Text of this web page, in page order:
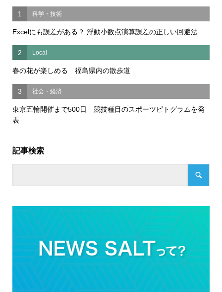
1 科学・技術
Excelにも誤差がある？ 浮動小数点演算誤差の正しい回避法
2 Local
春の花が楽しめる 福島県内の散歩道
3 社会・経済
東京五輪開催まで500日 競技種目のスポーツピトグラムを発
表
記事検索